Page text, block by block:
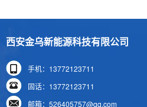
随着人们生活水平的逐
友们基本上在选择采暖的时
西安金乌新能源科技有限公司
手机：13772123711
固话：13772123711
邮箱：526405757@qq.com